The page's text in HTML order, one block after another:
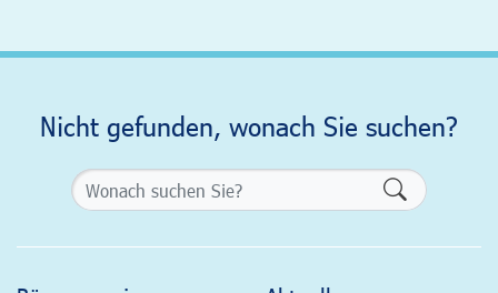
Nicht gefunden, wonach Sie suchen?